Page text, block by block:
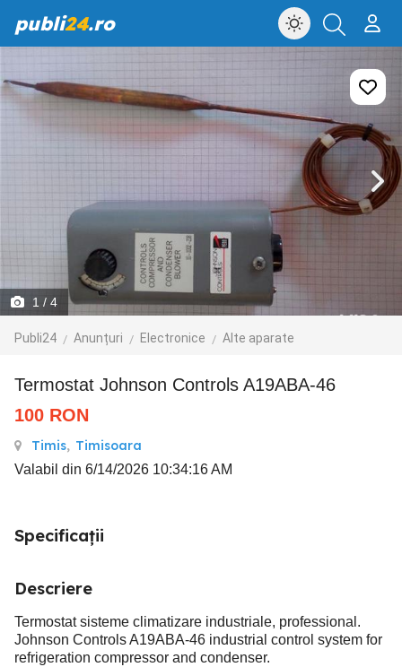
publi24.ro
1 / 4
Publi24 Anunțuri Electronice Alte aparate
Termostat Johnson Controls A19ABA-46
100 RON
Timis, Timisoara
Valabil din 6/14/2026 10:34:16 AM
Specificații
Descriere
Termostat sisteme climatizare industriale, professional.
Johnson Controls A19ABA-46 industrial control system for
refrigeration compressor and condenser.